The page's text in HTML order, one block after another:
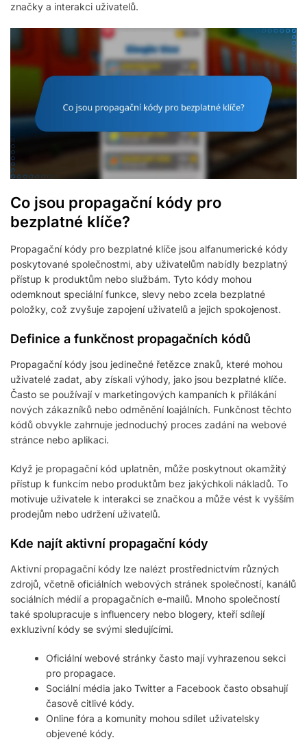
značky a interakci uživatelů.
Co jsou propagační kódy pro
bezplatné klíče?
Propagační kódy pro bezplatné klíče jsou alfanumerické kódy
poskytované společnostmi, aby uživatelům nabídly bezplatný
přístup k produktům nebo službám. Tyto kódy mohou
odemknout speciální funkce, slevy nebo zcela bezplatné
položky, což zvyšuje zapojení uživatelů a jejich spokojenost.
Definice a funkčnost propagačních kódů
Propagační kódy jsou jedinečné řetězce znaků, které mohou
uživatelé zadat, aby získali výhody, jako jsou bezplatné klíče.
Často se používají v marketingových kampaních k přilákání
nových zákazníků nebo odměnění loajálních. Funkčnost těchto
kódů obvykle zahrnuje jednoduchý proces zadání na webové
stránce nebo aplikaci.
Když je propagační kód uplatněn, může poskytnout okamžitý
přístup k funkcím nebo produktům bez jakýchkoli nákladů. To
motivuje uživatele k interakci se značkou a může vést k vyšším
prodejům nebo udržení uživatelů.
Kde najít aktivní propagační kódy
Aktivní propagační kódy lze nalézt prostřednictvím různých
zdrojů, včetně oficiálních webových stránek společností, kanálů
sociálních médií a propagačních e-mailů. Mnoho společností
také spolupracuje s influencery nebo blogery, kteří sdílejí
exkluzivní kódy se svými sledujícími.
Oficiální webové stránky často mají vyhrazenou sekci
pro propagace.
Sociální média jako Twitter a Facebook často obsahují
časově citlivé kódy.
Online fóra a komunity mohou sdílet uživatelsky
objevené kódy.